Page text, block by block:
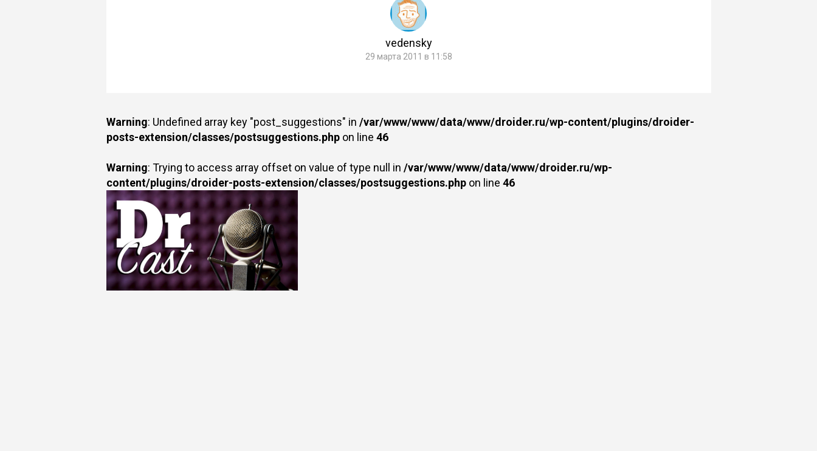
vedensky
29 марта 2011 в 11:58
Warning: Undefined array key "post_suggestions" in /var/www/www/data/www/droider.ru/wp-content/plugins/droider-
posts-extension/classes/postsuggestions.phpon line 46
Warning: Trying to access array offset on value of type null in /var/www/www/data/www/droider.ru/wp-
content/plugins/droider-posts-extension/classes/postsuggestions.phpon line 46